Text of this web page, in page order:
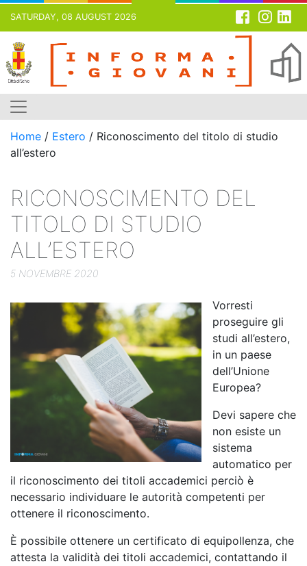
SATURDAY, 08 AUGUST 2026
Skip
content
Home / Estero / Riconoscimento del titolo di studio
all’estero
RICONOSCIMENTO DEL
TITOLO DI STUDIO
ALL’ESTERO
5 NOVEMBRE 2020
Vorresti
proseguire gli
studi all’estero,
in un paese
dell’Unione
Europea?
Devi sapere che
non esiste un
sistema
automatico per
il riconoscimento dei titoli accademici perciò è
necessario individuare le autorità competenti per
ottenere il riconoscimento.
È possibile ottenere un certificato di equipollenza, che
attesta la validità dei titoli accademici, contattando il